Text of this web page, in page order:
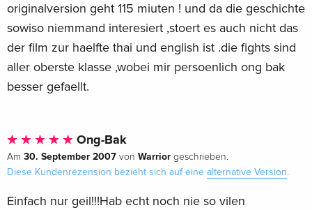
originalversion geht 115 miuten ! und da die geschichte
sowiso niemmand interesiert ,stoert es auch nicht das
der film zur haelfte thai und english ist .die fights sind
aller oberste klasse ,wobei mir persoenlich ong bak
besser gefaellt.
Ong-Bak
Am 30. September 2007 von Warrior geschrieben.
Diese Kundenrezension bezieht sich auf eine alternative Version.
Einfach nur geil!!!Hab echt noch nie so vilen